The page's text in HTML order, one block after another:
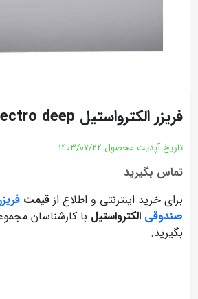
فریزر الکترواستیل electro deep
تاریخ آپدیت محصول 1403/07/22
تماس بگیرید
برای خرید اینترنتی و اطلاع از قیمت
صندوقی الکترواستیل با کارشناسان
بگیرید.